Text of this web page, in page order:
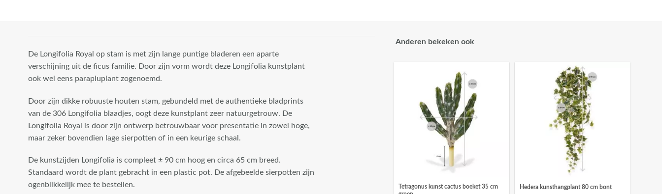
height="100"
class="attachment-
woocommerce_thumbnail"
De Longifolia Royal op stam is met zijn lange puntige bladeren een aparte
verschijning uit de ficus familie. Door zijn vorm wordt deze Longifolia kunstplant
ook wel eens parapluplant zogenoemd.
Door zijn dikke robuuste houten stam, gebundeld met de authentieke bladprints
van de 306 Longifolia blaadjes, oogt deze kunstplant zeer natuurgetrouw. De
Longifolia Royal is door zijn ontwerp betrouwbaar voor presentatie in zowel hoge,
maar zeker bovendien lage sierpotten of in een keurige schaal.
De kunstzijden Longifolia is compleet ± 90 cm hoog en circa 65 cm breed.
Standaard wordt de plant gebracht in een plastic pot. De afgebeelde sierpotten zijn
ogenblikkelijk mee te bestellen.
Anderen bekeken ook
Tetragonus kunst cactus boeket 35 cm
Hedera kunsthangplant 80 cm bont